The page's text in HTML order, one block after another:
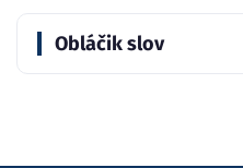
Obláčik slov